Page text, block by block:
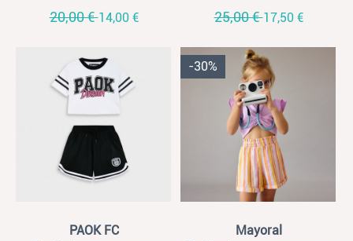
20,00 €14,00 € 25,00 €17,50 €
PAOK FC
-30%
Mayoral